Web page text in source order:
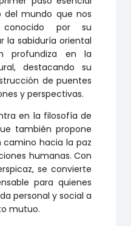
mundo que nos
por su
la sabiduría oriental
profundiza en la
destacando su
de puentes
y perspectivas.
en la filosofía de
también propone
hacia la paz
humanas. Con
se convierte
para quienes
personal y social a
mutuo.